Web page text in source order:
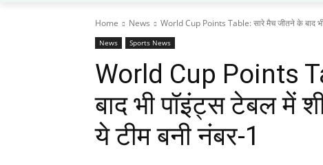
Home News World Cup Points Table: सारे मैच जीतने के बाद
News Sports News
World Cup Points
बाद भी पॉइंट्स टेबल में
ये टीम बनी नंबर-1